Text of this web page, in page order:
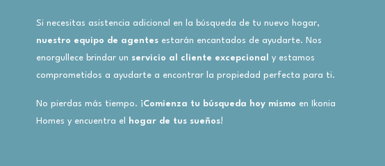
Si necesitas asistencia adicional en la búsqueda de tu nuevo hogar,
nuestro equipo de agentes estarán encantados de ayudarte. Nos
enorgullece brindar un servicio al cliente excepcional
y estamos
comprometidos a ayudarte a encontrar la propiedad perfecta para ti.
No pierdas más tiempo. ¡Comienza tu búsqueda hoy mismo en Ikonia
Homes y encuentra el
hogar de tus sueños!